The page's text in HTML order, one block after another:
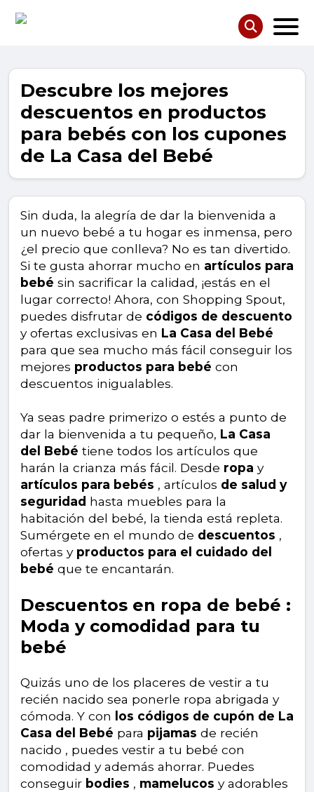
Descubre los mejores
descuentos en productos
para bebés con los cupones
de La Casa del Bebé
Sin duda, la alegría de dar la bienvenida a
un nuevo bebé a tu hogar es inmensa, pero
¿el precio que conlleva? No es tan divertido.
Si te gusta ahorrar mucho en artículos para
bebé sin sacrificar la calidad, ¡estás en el
lugar correcto! Ahora, con Shopping Spout,
puedes disfrutar de códigos de descuento
y ofertas exclusivas en La Casa del Bebé
para que sea mucho más fácil conseguir los
mejores productos para bebé con
descuentos inigualables.
Ya seas padre primerizo o estés a punto de
dar la bienvenida a tu pequeño, La Casa
del Bebé tiene todos los artículos que
harán la crianza más fácil. Desde ropa y
artículos para bebés , artículos de salud y
seguridad hasta muebles para la
habitación del bebé, la tienda está repleta.
Sumérgete en el mundo de descuentos ,
ofertas y productos para el cuidado del
bebé que te encantarán.
Descuentos en ropa de bebé :
Moda y comodidad para tu
bebé
Quizás uno de los placeres de vestir a tu
recién nacido sea ponerle ropa abrigada y
cómoda. Y con
los códigos de cupón de La
Casa del Bebé para pijamas de recién
nacido , puedes vestir a tu bebé con
comodidad y además ahorrar. Puedes
conseguir bodies , mamelucos y adorables